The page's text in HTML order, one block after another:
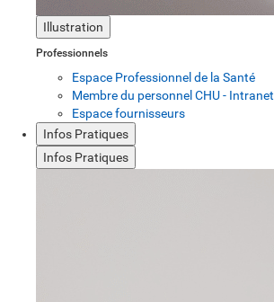
Illustration
Professionnels
Espace Professionnel de la Santé
Membre du personnel CHU - Intranet
Espace fournisseurs
Infos Pratiques
Infos Pratiques